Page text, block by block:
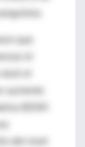
el
aumento
BDNF.
del nivel